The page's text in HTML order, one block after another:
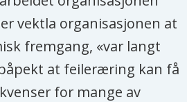
vektla organisasjonen at
fremgang, «var langt
at feileræring kan få
for mange av